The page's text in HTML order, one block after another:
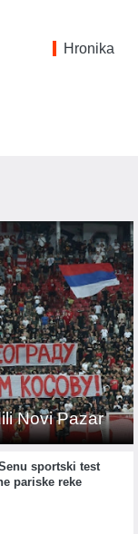
Hronika
Novi Pazar
sportski test
pariske reke